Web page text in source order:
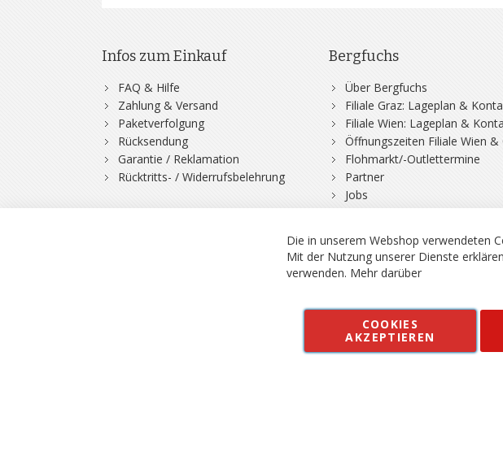
Infos zum Einkauf
FAQ & Hilfe
Zahlung & Versand
Paketverfolgung
Rücksendung
Garantie / Reklamation
Rücktritts- / Widerrufsbelehrung
Bergfuchs
Über Bergfuchs
Filiale Graz: Lageplan &
Filiale Wien: Lageplan &
Öffnungszeiten Filiale Wien &
Flohmarkt/-Outlettermine
Partner
Jobs
Vertrag widerrufen Kontakt
Alle Preise inkl. MWSt. in EUR, Angebot